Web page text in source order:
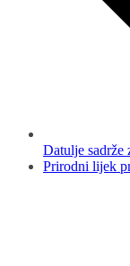
Datulje sadrže
Prirodni lijek